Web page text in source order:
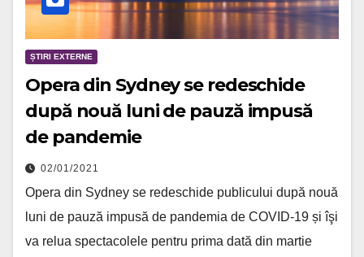
ȘTIRI EXTERNE
Opera din Sydney se redeschide
după nouă luni de pauză impusă
de pandemie
02/01/2021
Opera din Sydney se redeschide publicului după nouă
luni de pauză impusă de pandemia de COVID-19 și îşi
va relua spectacolele pentru prima dată din martie